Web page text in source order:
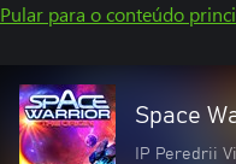
Pular para o conteúdo
Space
IP Peredrii